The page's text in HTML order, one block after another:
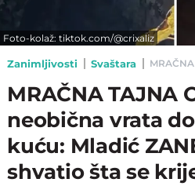
Foto-kolaž: tiktok.com/@crixaliz
Zanimljivosti Svaštara
MRAČNA TAJNA
neobična vrata
kuću: Mladić
shvatio šta se